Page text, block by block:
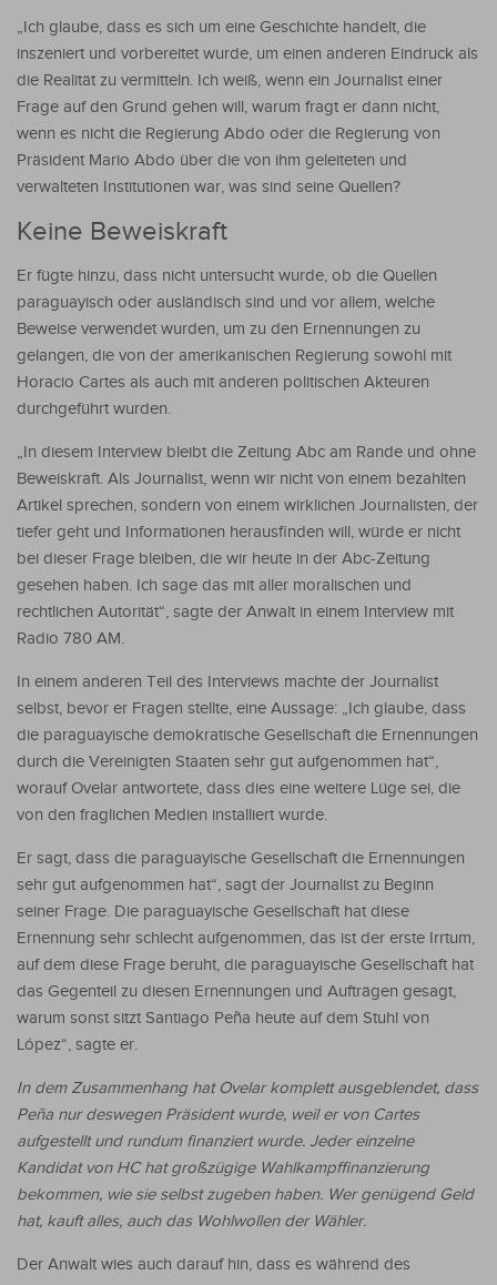
„Ich glaube, dass es sich um eine Geschichte handelt, die
inszeniert und vorbereitet wurde, um einen anderen Eindruck als
die Realität zu vermitteln. Ich weiß, wenn ein Journalist einer
Frage auf den Grund gehen will, warum fragt er dann nicht,
wenn es nicht die Regierung Abdo oder die Regierung von
Präsident Mario Abdo über die von ihm geleiteten und
verwalteten Institutionen war, was sind seine Quellen?
Keine Beweiskraft
Er fügte hinzu, dass nicht untersucht wurde, ob die Quellen
paraguayisch oder ausländisch sind und vor allem, welche
Beweise verwendet wurden, um zu den Ernennungen zu
gelangen, die von der amerikanischen Regierung sowohl mit
Horacio Cartes als auch mit anderen politischen Akteuren
durchgeführt wurden.
„In diesem Interview bleibt die Zeitung Abc am Rande und ohne
Beweiskraft. Als Journalist, wenn wir nicht von einem bezahlten
Artikel sprechen, sondern von einem wirklichen Journalisten, der
tiefer geht und Informationen herausfinden will, würde er nicht
bei dieser Frage bleiben, die wir heute in der Abc-Zeitung
gesehen haben. Ich sage das mit aller moralischen und
rechtlichen Autorität“, sagte der Anwalt in einem Interview mit
Radio 780 AM.
In einem anderen Teil des Interviews machte der Journalist
selbst, bevor er Fragen stellte, eine Aussage: „Ich glaube, dass
die paraguayische demokratische Gesellschaft die Ernennungen
durch die Vereinigten Staaten sehr gut aufgenommen hat“,
worauf Ovelar antwortete, dass dies eine weitere Lüge sei, die
von den fraglichen Medien installiert wurde.
Er sagt, dass die paraguayische Gesellschaft die Ernennungen
sehr gut aufgenommen hat“, sagt der Journalist zu Beginn
seiner Frage. Die paraguayische Gesellschaft hat diese
Ernennung sehr schlecht aufgenommen, das ist der erste Irrtum,
auf dem diese Frage beruht, die paraguayische Gesellschaft hat
das Gegenteil zu diesen Ernennungen und Aufträgen gesagt,
warum sonst sitzt Santiago Peña heute auf dem Stuhl von
López“, sagte er.
In dem Zusammenhang hat Ovelar komplett ausgeblendet, dass
Peña nur deswegen Präsident wurde, weil er von Cartes
aufgestellt und rundum finanziert wurde. Jeder einzelne
Kandidat von HC hat großzügige Wahlkampffinanzierung
bekommen, wie sie selbst zugeben haben. Wer genügend Geld
hat, kauft alles, auch das Wohlwollen der Wähler.
Der Anwalt wies auch darauf hin, dass es während des